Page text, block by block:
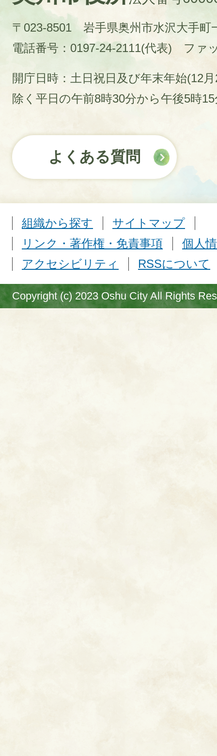
〒023-8501 岩手県奥州市水沢大手町
電話番号：0197-24-2111(代表)
ファ
開庁日時：土日祝日及び年末年始(12
除く平日の午前8時30分から午後5時
よくある質問
組織から探す
サイトマップ
リンク・著作権・免責事項
個人
アクセシビリティ
RSSについて
Copyright (c) 2023 Oshu City All Rights